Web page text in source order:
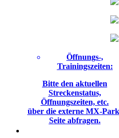
Öffnungs-,
Trainingszeiten:
Bitte den aktuellen
Streckenstatus,
Öffnungszeiten, etc.
über die externe MX-
Seite abfragen.